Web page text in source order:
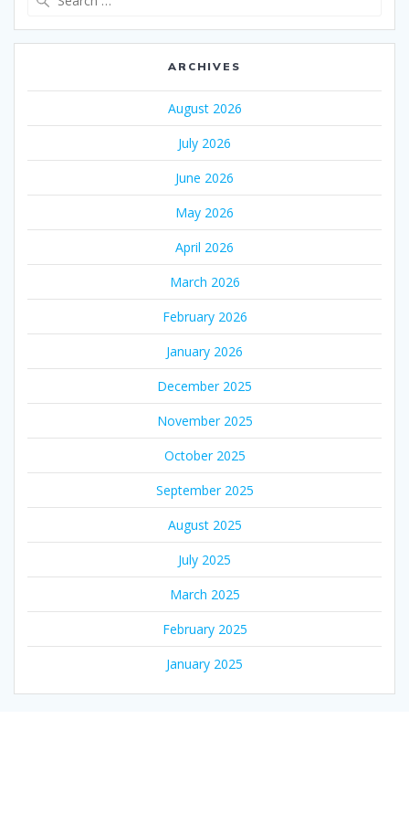
ARCHIVES
August 2026
July 2026
June 2026
May 2026
April 2026
March 2026
February 2026
January 2026
December 2025
November 2025
October 2025
September 2025
August 2025
July 2025
March 2025
February 2025
January 2025